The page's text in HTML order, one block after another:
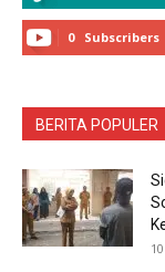
0 Subscribers
BERITA POPULER